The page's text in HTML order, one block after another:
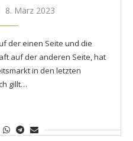
8. März 2023
der einen Seite und die
auf der anderen Seite, hat
in den letzten
gillt…